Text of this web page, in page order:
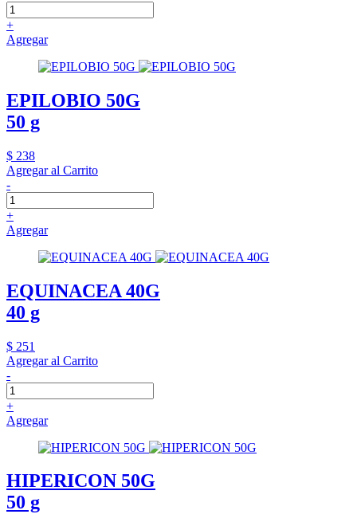
+
Agregar
EPILOBIO 50G
50 g
$ 238
Agregar al Carrito
-
+
Agregar
EQUINACEA 40G
40 g
$ 251
Agregar al Carrito
-
+
Agregar
HIPERICON 50G
50 g